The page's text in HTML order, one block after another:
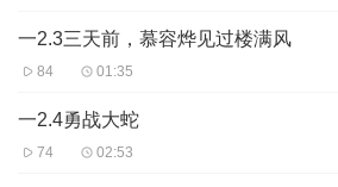
一2.3三天前，慕容烨见过楼满风
84 01:35
一2.4勇战大蛇
74 02:53